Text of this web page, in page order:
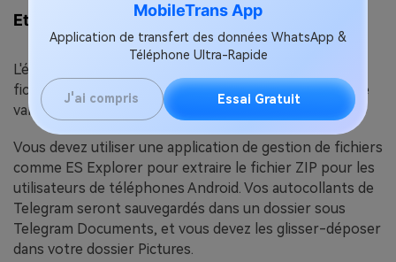
MobileTrans App
Application de transfert des données WhatsApp &
Téléphone Ultra-Rapide
J'ai compris Essai Gratuit
Etape 3 : Extrayez le fichier ZIP téléchargé
L'étape suivante consiste à extraire les autocollants du
fichier ZIP que vous avez téléchargé. Mais la procédure
varie en fonction de l'appareil que vous utilisez.
Vous devez utiliser une application de gestion de fichiers
comme ES Explorer pour extraire le fichier ZIP pour les
utilisateurs de téléphones Android. Vos autocollants de
Telegram seront sauvegardés dans un dossier sous
Telegram Documents, et vous devez les glisser-déposer
dans votre dossier Pictures.